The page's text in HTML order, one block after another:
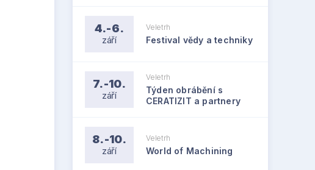
4.-6.
září
Veletrh
Festival vědy a techniky
7.-10.
září
Veletrh
Týden obrábění s
CERATIZIT a partnery
8.-10.
září
Veletrh
World of Machining